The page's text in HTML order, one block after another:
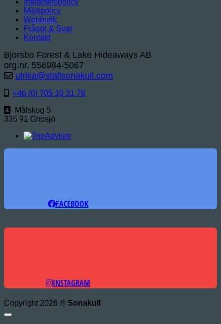
Integritetspolicy
Miljöpolicy
Webbutik
Frågor & Svar
Kontakt
Bjorsbo Forest & Lake Hideaways AB
org.nr. 556984-5067
ulrika@stallsonakull.com
+46 (0) 705 10 31 76
Målskog 5
335 91 Gnosjö
FACEBOOK
INSTAGRAM
Copyright 2026 © Sonakull